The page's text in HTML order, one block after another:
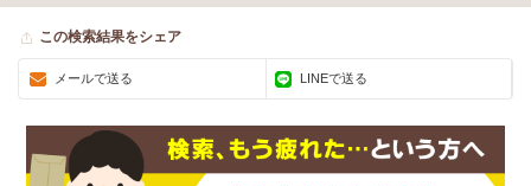
この検索結果をシェア
メールで送る LINEで送る